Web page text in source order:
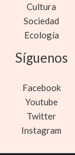
Cultura
Sociedad
Ecología
Síguenos
Facebook
Youtube
Twitter
Instagram